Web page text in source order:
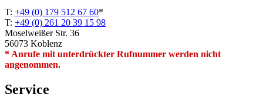
T: +49 (0) 179 512 67 60*
T: +49 (0) 261 20 39 15 98
Moselweißer Str. 36
56073 Koblenz
* Anrufe mit unterdrückter Rufnummer werden nicht
angenommen.
Service